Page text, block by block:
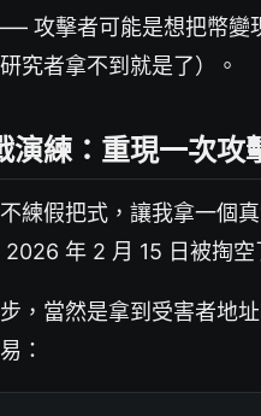
攻擊者可能是想把幣變
究者拿不到就是了）。
演練：重現一次攻
練假把式，讓我拿一個
2026 年 2 月 15 日被掏空
，當然是拿到受害者地
：